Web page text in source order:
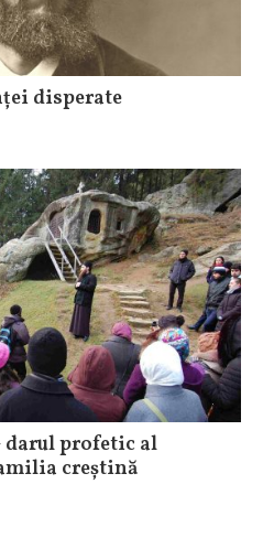
disperate
profetic al
creștină